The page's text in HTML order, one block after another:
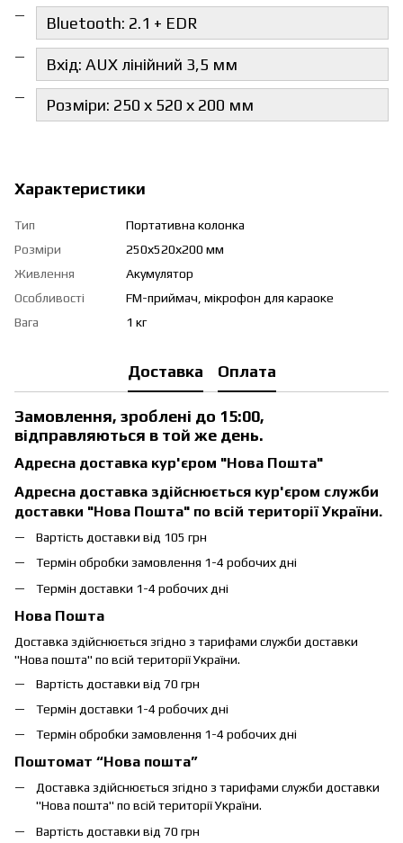
Bluetooth: 2.1 + EDR
Вхід: AUX лінійний 3,5 мм
Розміри: 250 х 520 х 200 мм
Характеристики
Тип
Портативна колонка
Розміри
250х520х200 мм
Живлення
Акумулятор
Особливості
FM-приймач, мікрофон для караоке
Вага
1 кг
Доставка Оплата
Замовлення, зроблені до 15:00,
відправляються в той же день.
Адресна доставка кур'єром "Нова Пошта"
Адресна доставка здійснюється кур'єром служби
доставки "Нова Пошта" по всій території України.
Вартість доставки від 105 грн
Термін обробки замовлення 1-4 робочих дні
Термін доставки 1-4 робочих дні
Нова Пошта
Доставка здійснюється згідно з тарифами служби доставки
"Нова пошта" по всій території України.
Вартість доставки від 70 грн
Термін доставки 1-4 робочих дні
Термін обробки замовлення 1-4 робочих дні
Поштомат “Нова пошта”
Доставка здійснюється згідно з тарифами служби доставки
"Нова пошта" по всій території України.
Вартість доставки від 70 грн